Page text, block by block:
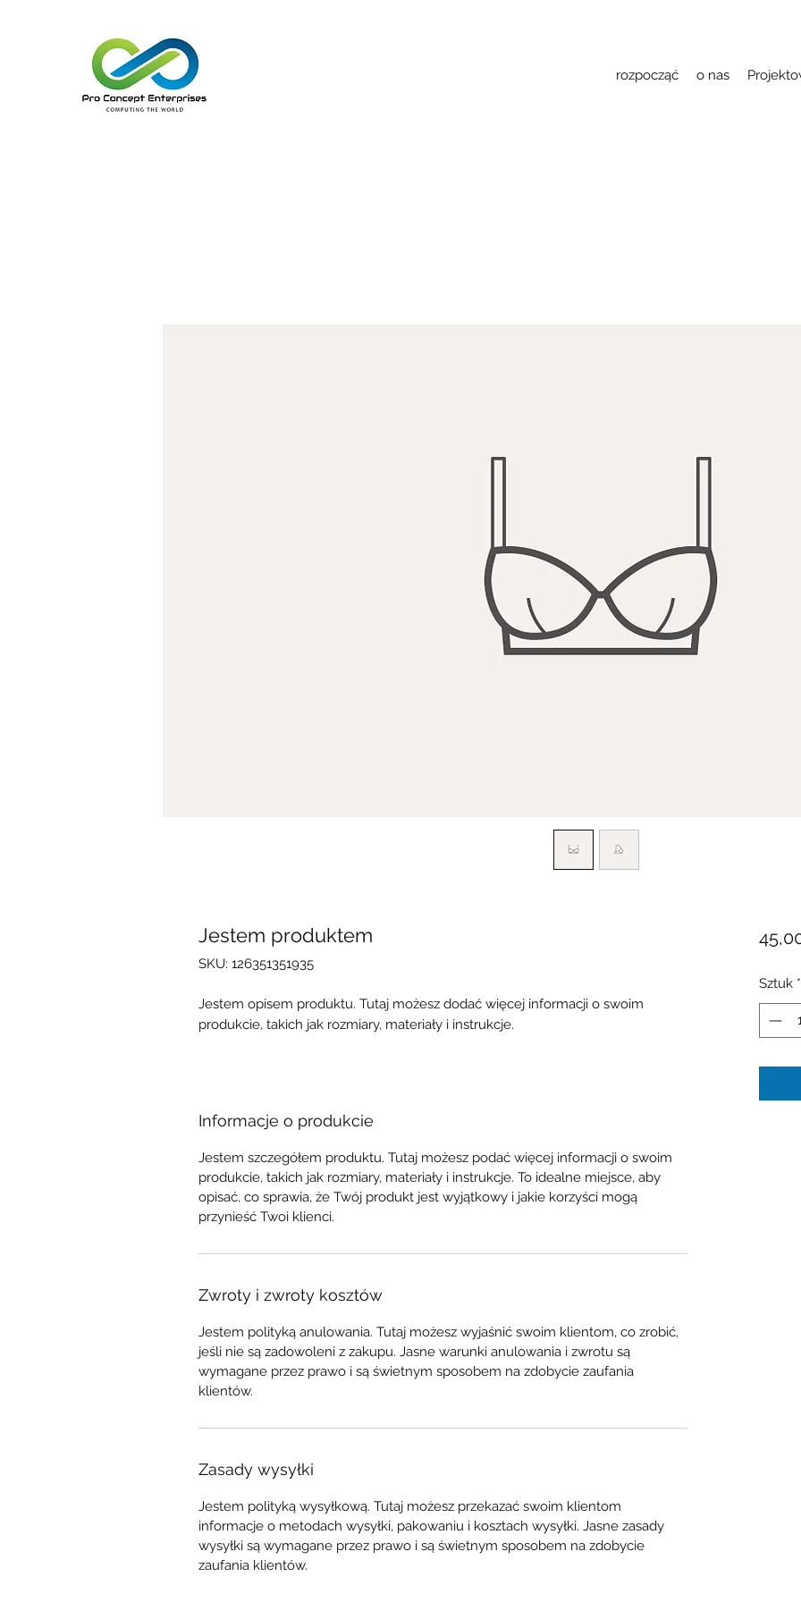
rozpocząć o nas
Jestem produktem
SKU: 126351351935
Jestem opisem produktu. Tutaj możesz dodać więcej informacji o swoim
produkcie, takich jak rozmiary, materiały i instrukcje.
Informacje o produkcie
Jestem szczegółem produktu. Tutaj możesz podać więcej informacji o swoim
produkcie, takich jak rozmiary, materiały i instrukcje. To idealne miejsce, aby
opisać, co sprawia, że Twój produkt jest wyjątkowy i jakie korzyści mogą
przynieść Twoi klienci.
Zwroty i zwroty kosztów
Jestem polityką anulowania. Tutaj możesz wyjaśnić swoim klientom, co zrobić,
jeśli nie są zadowoleni z zakupu. Jasne warunki anulowania i zwrotu są
wymagane przez prawo i są świetnym sposobem na zdobycie zaufania
klientów.
Zasady wysyłki
Jestem polityką wysyłkową. Tutaj możesz przekazać swoim klientom
informacje o metodach wysyłki, pakowaniu i kosztach wysyłki. Jasne zasady
wysyłki są wymagane przez prawo i są świetnym sposobem na zdobycie
zaufania klientów.
Sztuk *